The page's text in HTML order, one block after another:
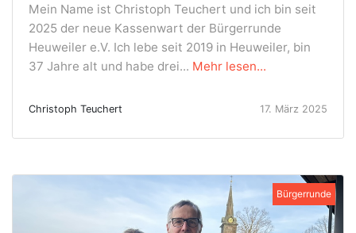
Mein Name ist Christoph Teuchert und ich bin seit
2025 der neue Kassenwart der Bürgerrunde
Heuweiler e.V. Ich lebe seit 2019 in Heuweiler, bin
37 Jahre alt und habe drei... Mehr lesen...
Christoph Teuchert 17. März 2025
Bürgerrunde